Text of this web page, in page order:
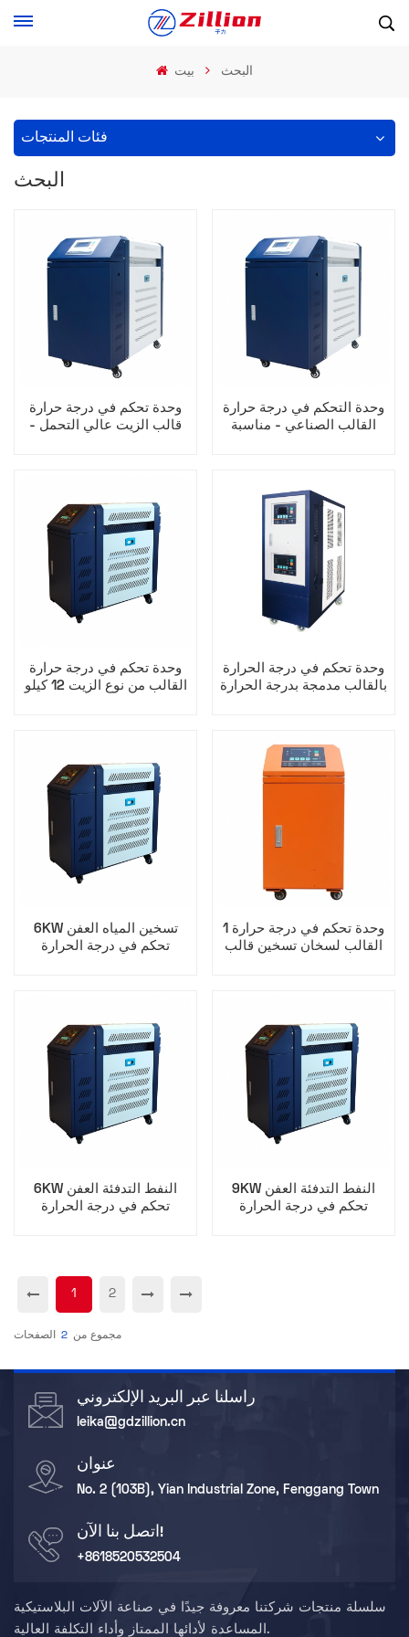
بيت البحث
فئات المنتجات
البحث
وحدة تحكم في درجة حرارة
قالب الزيت عالي التحمل -
وحدة التحكم في درجة حرارة
القالب الصناعي - مناسبة
وحدة تحكم في درجة حرارة
القالب من نوع الزيت 12 كيلو
وحدة تحكم في درجة الحرارة
بالقالب مدمجة بدرجة الحرارة
6KW تسخين المياه العفن
تحكم في درجة الحرارة
1 وحدة تحكم في درجة حرارة
القالب لسخان تسخين قالب
6KW النفط التدفئة العفن
تحكم في درجة الحرارة
9KW النفط التدفئة العفن
تحكم في درجة الحرارة
1 2
مجموع من 2 الصفحات
راسلنا عبر البريد الإلكتروني
leika@gdzillion.cn
عنوان
No. 2 (103B), Yian Industrial Zone, Fenggang Town
اتصل بنا الآن!
+8618520532504
سلسلة منتجات شركتنا معروفة جيدًا في صناعة الآلات البلاستيكية
المساعدة لأدائها الممتاز وأداء التكلفة العالية.